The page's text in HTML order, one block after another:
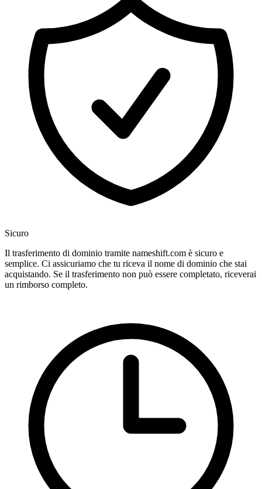
Sicuro
Il trasferimento di dominio tramite nameshift.com è sicuro e
semplice. Ci assicuriamo che tu riceva il nome di dominio che stai
acquistando. Se il trasferimento non può essere completato, riceverai
un rimborso completo.